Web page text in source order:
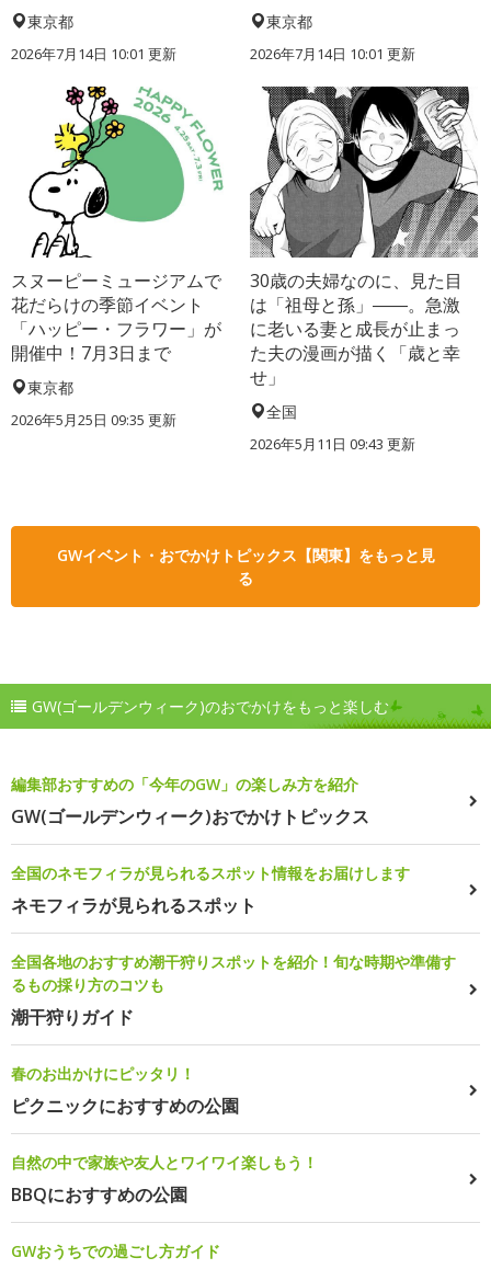
東京都
2026年7月14日 10:01 更新
東京都
2026年7月14日 10:01 更新
スヌーピーミュージアムで
花だらけの季節イベント
「ハッピー・フラワー」が
開催中！7月3日まで
東京都
2026年5月25日 09:35 更新
30歳の夫婦なのに、見た目
は「祖母と孫」――。急激
に老いる妻と成長が止まっ
た夫の漫画が描く「歳と幸
せ」
全国
2026年5月11日 09:43 更新
GWイベント・おでかけトピックス【関東】をもっと見
る
GW(ゴールデンウィーク)のおでかけをもっと楽しむ
編集部おすすめの「今年のGW」の楽しみ方を紹介
GW(ゴールデンウィーク)おでかけトピックス
全国のネモフィラが見られるスポット情報をお届けします
ネモフィラが見られるスポット
全国各地のおすすめ潮干狩りスポットを紹介！旬な時期や準備す
るもの採り方のコツも
潮干狩りガイド
春のお出かけにピッタリ！
ピクニックにおすすめの公園
自然の中で家族や友人とワイワイ楽しもう！
BBQにおすすめの公園
GWおうちでの過ごし方ガイド